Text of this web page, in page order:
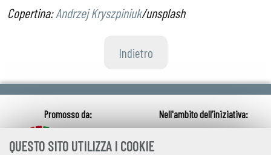
QUESTO SITO UTILIZZA I COOKIE
Copertina:Andrzej Kryszpiniuk/unsplash
Indietro